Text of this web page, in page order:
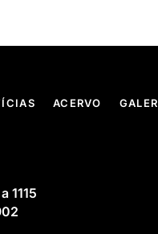
ACERVO
1115